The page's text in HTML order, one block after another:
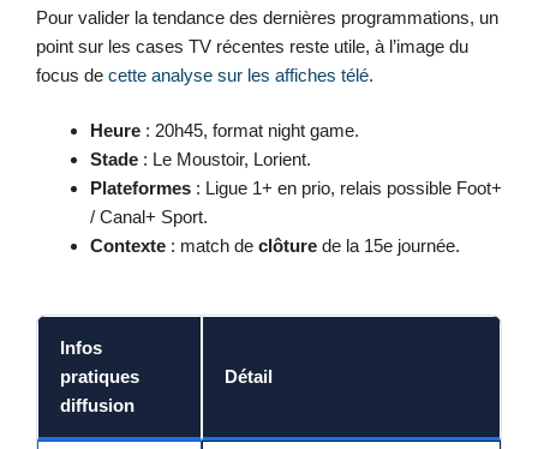
Pour valider la tendance des dernières programmations, un
point sur les cases TV récentes reste utile, à l’image du
focus de cette analyse sur les affiches télé.
Heure : 20h45, format night game.
Stade : Le Moustoir, Lorient.
Plateformes : Ligue 1+ en prio, relais possible Foot+
/ Canal+ Sport.
Contexte : match de clôture de la 15e journée.
Infos
pratiques
diffusion
Détail